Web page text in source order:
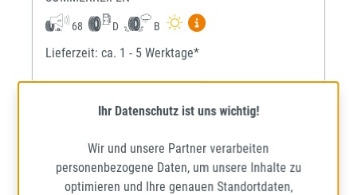
68 D B
Mehr Informationen zum
Lieferzeit: ca. 1 - 5 Werktage*
Preise inkl. MwSt. zzgl. Versandkosten
IN DEN WARENKORB
Ihr Datenschutz ist uns wichtig!
Wir und unsere Partner verarbeiten
personenbezogene Daten, um unsere Inhalte zu
optimieren und Ihre genauen Standortdaten,